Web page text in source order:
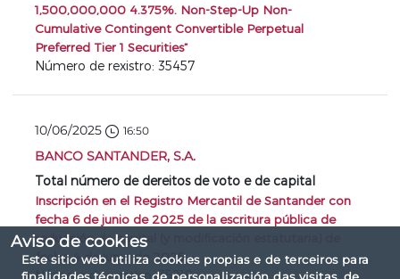
Aviso de cookies
Este sitio web utiliza cookies propias e de terceiros para
1,500,000,000 4.375%. Non-Step-Up Non-
Cumulative Contingent Convertible Perpetual
Preferred Tier 1 Securities”
Número de rexistro: 35457
10/06/2025 16:50
BANCO SANTANDER, S.A.
Total número de dereitos de voto e de capital
Inscripción en el Registro Mercantil de Santander con
fecha 6 de junio de 2025 de la escritura pública de
reducción de capital (y modificación estatutaria) de
fecha 4 de junio de 2025
Número de rexistro: 35218